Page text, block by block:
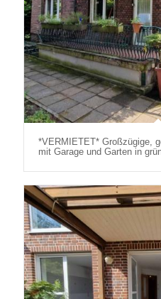
*VERMIETET* Großzügige,
mit Garage und Garten in